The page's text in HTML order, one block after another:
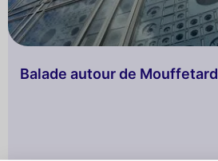
Balade autour de Mouffetard